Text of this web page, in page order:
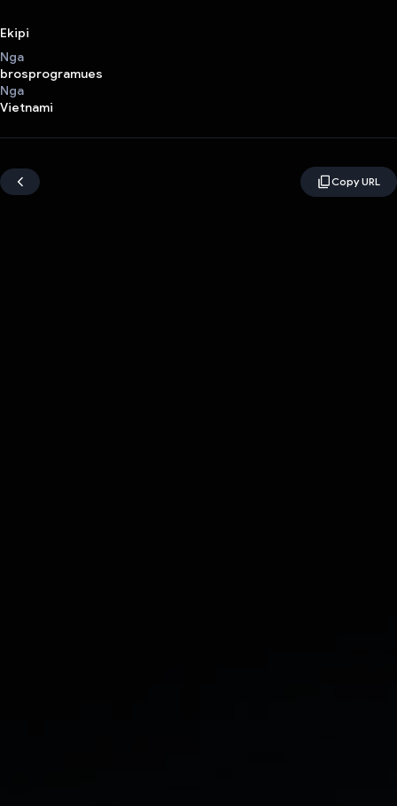
Ekipi
Nga
brosprogramues
Nga
Vietnami